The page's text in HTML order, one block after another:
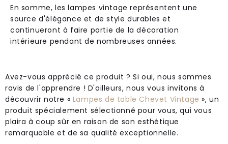
En somme, les lampes vintage représentent une
source d'élégance et de style durables et
continueront à faire partie de la décoration
intérieure pendant de nombreuses années.
Avez-vous apprécié ce produit ? Si oui, nous sommes
ravis de l'apprendre ! D'ailleurs, nous vous invitons à
découvrir notre « Lampes de table Chevet Vintage », un
produit spécialement sélectionné pour vous, qui vous
plaira à coup sûr en raison de son esthétique
remarquable et de sa qualité exceptionnelle.